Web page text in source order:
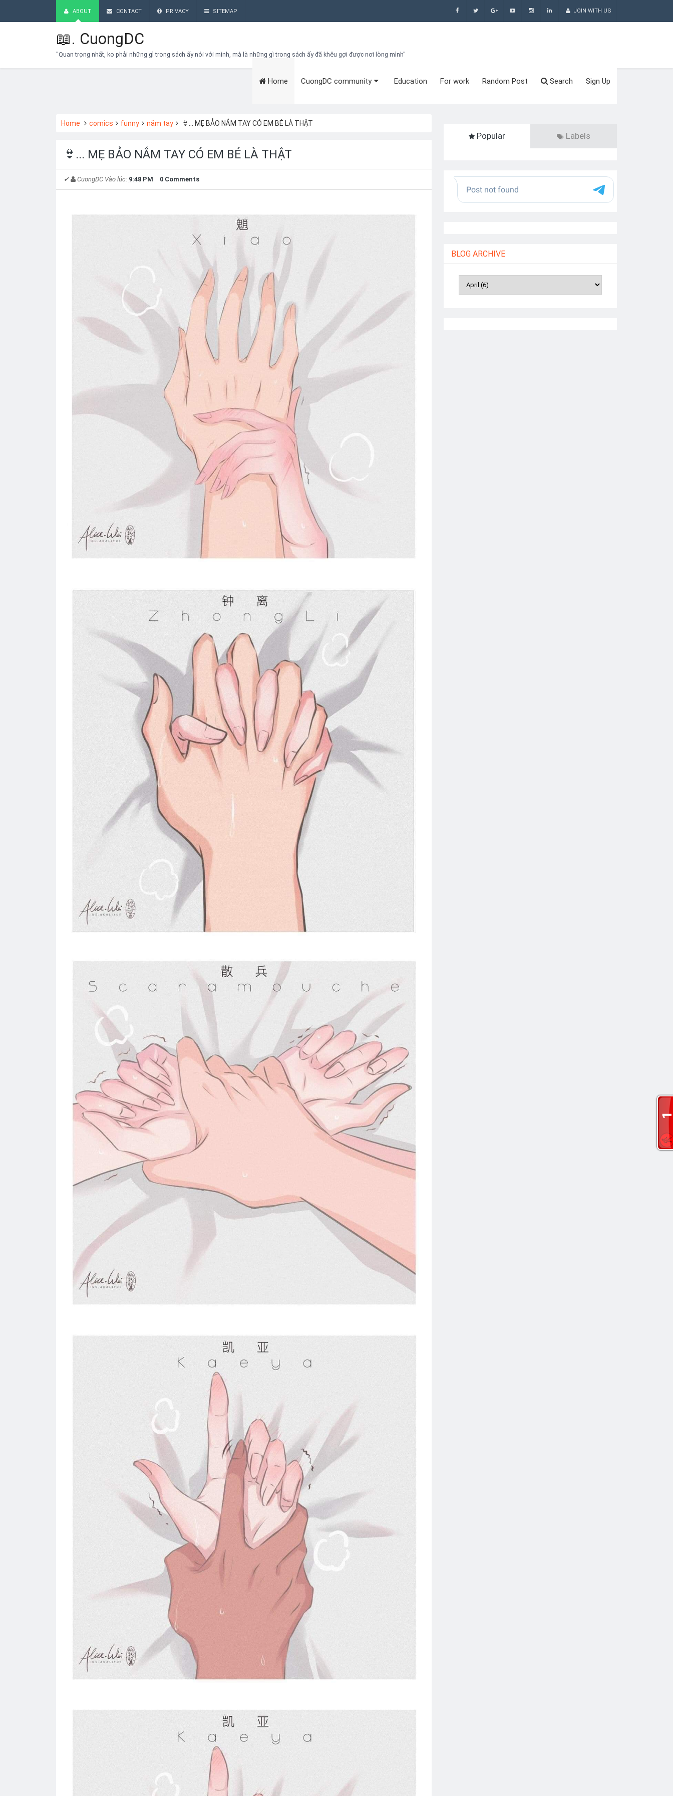
ABOUT CONTACT PRIVACY SITEMAP JOIN WITH US
📖. CuongDC
"Quan trọng nhất, ko phải những gì trong sách ấy nói với mình, mà là những gì trong sách ấy đã khêu gợi được nơi lòng mình"
Home CuongDC community Education For work Random Post Search Sign Up
Home comics funny nắm tay 👙... MẸ BẢO NẮM TAY CÓ EM BÉ LÀ THẬT
👙... MẸ BẢO NẮM TAY CÓ EM BÉ LÀ THẬT
✔ CuongDC Vào lúc: 9:48 PM 0 Comments
Popular Labels
BLOG ARCHIVE
Bạn đang cần tìm kiếm gì?